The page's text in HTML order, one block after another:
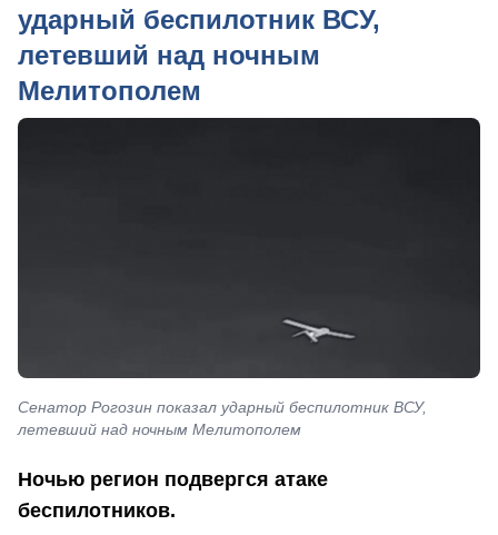
ударный беспилотник ВСУ,
летевший над ночным
Мелитополем
Сенатор Рогозин показал ударный беспилотник ВСУ,
летевший над ночным Мелитополем
Ночью регион подвергся атаке
беспилотников.